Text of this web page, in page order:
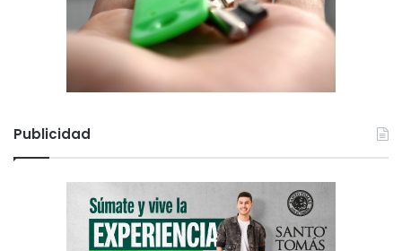
Publicidad